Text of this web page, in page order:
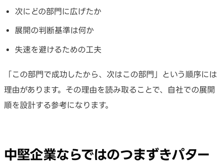
次にどの部門に広げたか
展開の判断基準は何か
失速を避けるための工夫
「この部門で成功したから、次はこの部門」という順序には
理由があります。その理由を読み取ることで、自社での展開
順を設計する参考になります。
中堅企業ならではのつまずきパター